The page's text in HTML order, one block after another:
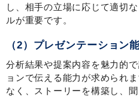
し、相手の立場に応じて適切
ルが重要です。
（2）プレゼンテーション
分析結果や提案内容を魅力的
ョンで伝える能力が求められ
なく、ストーリーを構築し、